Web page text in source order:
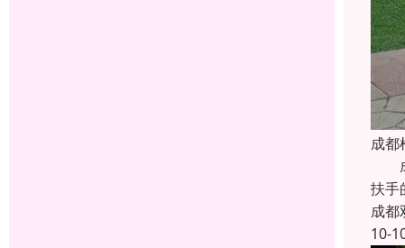
成都
成
扶手
成都
10-